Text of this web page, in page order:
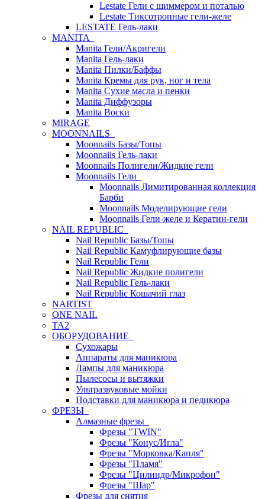
Lestate Гели с шиммером и поталью
Lestate Тиксотропные гели-желе
LESTATE Гель-лаки
MANITA
Manita Гели/Акригели
Manita Гель-лаки
Manita Пилки/Баффы
Manita Кремы для рук, ног и тела
Manita Сухие масла и пенки
Manita Диффузоры
Manita Воски
MIRAGE
MOONNAILS
Moonnails Базы/Топы
Moonnails Гель-лаки
Moonnails Полигели/Жидкие гели
Moonnails Гели
Moonnails Лимитированная коллекция
Барби
Moonnails Моделирующие гели
Moonnails Гели-желе и Кератин-гели
NAIL REPUBLIC
Nail Republic Базы/Топы
Nail Republic Камуфлирующие базы
Nail Republic Гели
Nail Republic Жидкие полигели
Nail Republic Гель-лаки
Nail Republic Кошачий глаз
NARTIST
ONE NAIL
TA2
ОБОРУДОВАНИЕ
Сухожары
Аппараты для маникюра
Лампы для маникюра
Пылесосы и вытяжки
Ультразвуковые мойки
Подставки для маникюра и педикюра
ФРЕЗЫ
Алмазные фрезы
Фрезы "TWIN"
Фрезы "Конус/Игла"
Фрезы "Морковка/Капля"
Фрезы "Пламя"
Фрезы "Цилиндр/Микрофон"
Фрезы "Шар"
Фрезы для снятия